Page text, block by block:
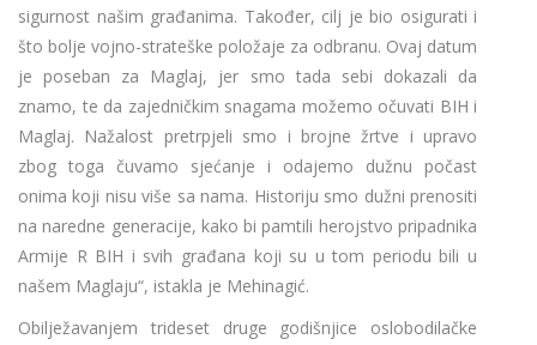
sigurnost našim građanima. Također, cilj je bio osigurati i
što bolje vojno-strateške položaje za odbranu. Ovaj datum
je poseban za Maglaj, jer smo tada sebi dokazali da
znamo, te da zajedničkim snagama možemo očuvati BIH i
Maglaj. Nažalost pretrpjeli smo i brojne žrtve i upravo
zbog toga čuvamo sjećanje i odajemo dužnu počast
onima koji nisu više sa nama. Historiju smo dužni prenositi
na naredne generacije, kako bi pamtili herojstvo pripadnika
Armije R BIH i svih građana koji su u tom periodu bili u
našem Maglaju“, istakla je Mehinagić.
Obilježavanjem trideset druge godišnjice oslobodilačke